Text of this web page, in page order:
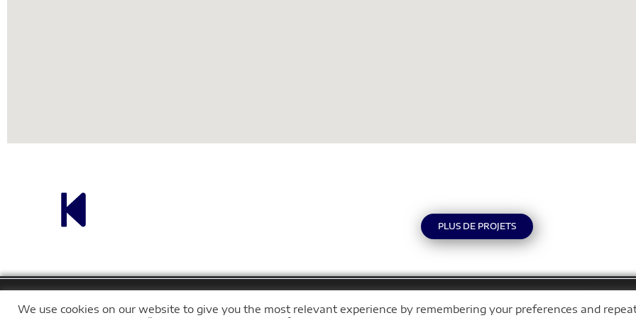
PLUS DE PROJETS
À PROPOS PRODUCTION MURALE
We use cookies on our website to give you the most relevant experience by remembering your preferences and
Nous utilisons des cookies pour vous offrir la meilleure expérience sur notre site.